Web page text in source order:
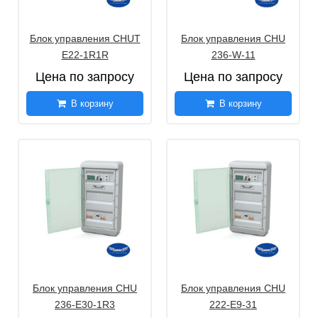
Блок управления CHUT
E22-1R1R
Цена по запросу
В корзину
Блок управления CHU
236-W-11
Цена по запросу
В корзину
Блок управления CHU
236-E30-1R3
Блок управления CHU
222-E9-31